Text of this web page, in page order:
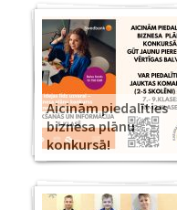
Aicinām piedalīties
biznesa plānu
konkursā!